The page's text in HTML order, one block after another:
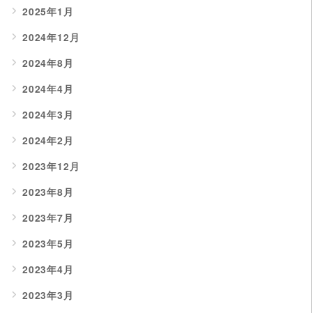
2025年1月
2024年12月
2024年8月
2024年4月
2024年3月
2024年2月
2023年12月
2023年8月
2023年7月
2023年5月
2023年4月
2023年3月